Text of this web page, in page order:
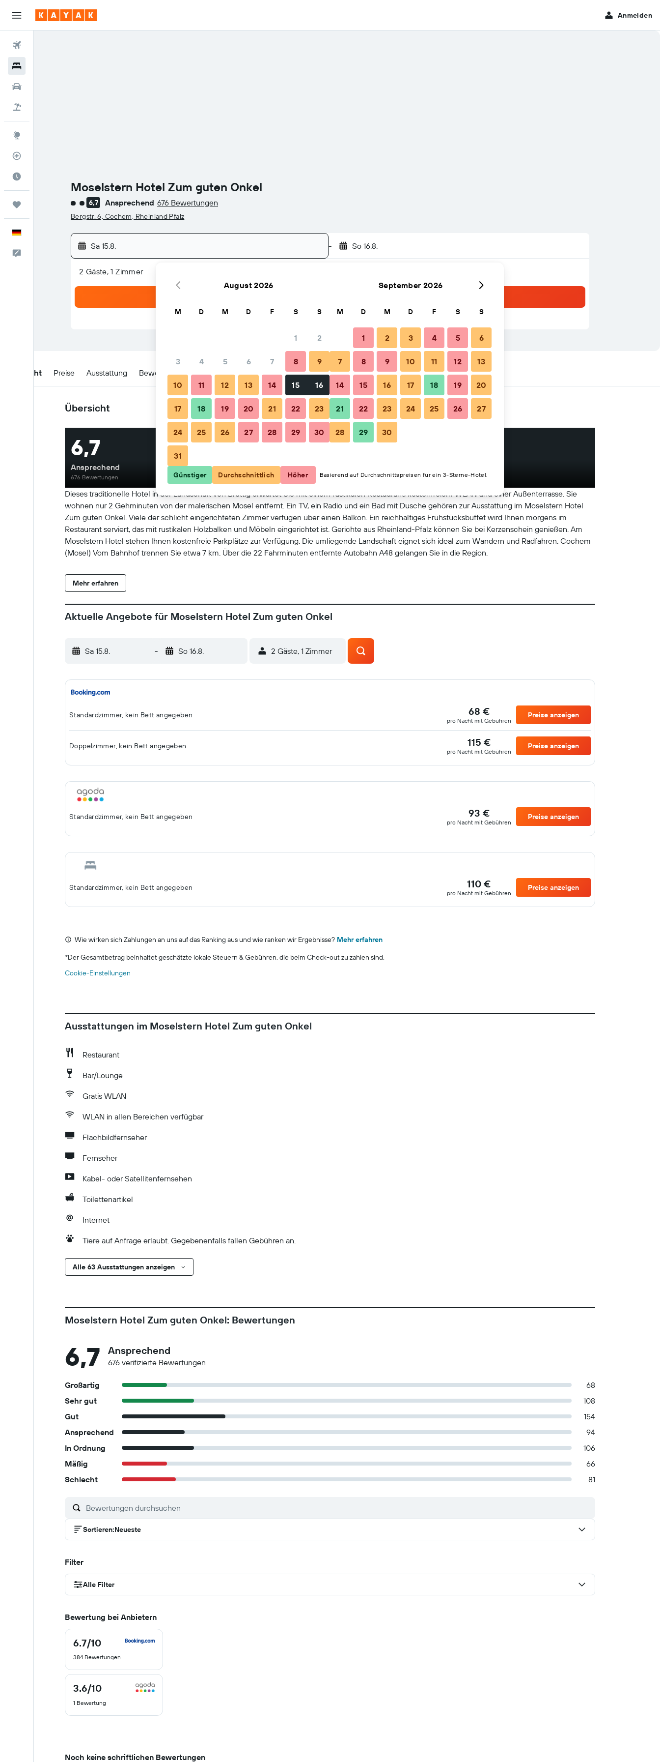
Anmelden
Moselstern Hotel Zum guten Onkel
Bewertungskategorie 2
6,7 Ansprechend 676 Bewertungen
Bergstr. 6, Cochem, Rheinland Pfalz
Sa 15.8. - So 16.8.
2 Gäste, 1 Zimmer
Übersicht Preise Ausstattung Bewertungen Lage Buchungszeitpunkt Tipps & häufige Fragen Unterkünfte in der Nähe
Übersicht
Dieses traditionelle Hotel in der Landschaft von Bruttig erwartet Sie mit einem rustikalen Restaurant, kostenfreiem WLAN und einer Außenterrasse. Sie
wohnen nur 2 Gehminuten von der malerischen Mosel entfernt. Ein TV, ein Radio und ein Bad mit Dusche gehören zur Ausstattung im Moselstern Hotel
Zum guten Onkel. Viele der schlicht eingerichteten Zimmer verfügen über einen Balkon. Ein reichhaltiges Frühstücksbuffet wird Ihnen morgens im
Restaurant serviert, das mit rustikalen Holzbalken und Möbeln eingerichtet ist. Gerichte aus Rheinland-Pfalz können Sie bei Kerzenschein genießen. Am
Moselstern Hotel stehen Ihnen kostenfreie Parkplätze zur Verfügung. Die umliegende Landschaft eignet sich ideal zum Wandern und Radfahren. Cochem
(Mosel) Vom Bahnhof trennen Sie etwa 7 km. Über die 22 Fahrminuten entfernte Autobahn A48 gelangen Sie in die Region.
Mehr erfahren
6,7
Ansprechend
676 Bewertungen
Kartenansicht
Aktuelle Angebote für Moselstern Hotel Zum guten Onkel
Sa 15.8. - So 16.8. 2 Gäste, 1 Zimmer
Standardzimmer, kein Bett angegeben 68 €
pro Nacht mit Gebühren
Preise anzeigen
Doppelzimmer, kein Bett angegeben 115 €
pro Nacht mit Gebühren
Preise anzeigen
Standardzimmer, kein Bett angegeben 93 €
pro Nacht mit Gebühren
Preise anzeigen
Standardzimmer, kein Bett angegeben 110 €
pro Nacht mit Gebühren
Preise anzeigen
Wie wirken sich Zahlungen an uns auf das Ranking aus und wie ranken wir Ergebnisse? Mehr erfahren
*Der Gesamtbetrag beinhaltet geschätzte lokale Steuern & Gebühren, die beim Check-out zu zahlen sind.
Cookie-Einstellungen
Ausstattungen im Moselstern Hotel Zum guten Onkel
Restaurant
Bar/Lounge
Gratis WLAN
WLAN in allen Bereichen verfügbar
Flachbildfernseher
Fernseher
Kabel- oder Satellitenfernsehen
Toilettenartikel
Internet
Tiere auf Anfrage erlaubt. Gegebenenfalls fallen Gebühren an.
Alle 63 Ausstattungen anzeigen
Moselstern Hotel Zum guten Onkel: Bewertungen
6,7 Ansprechend
676 verifizierte Bewertungen
Großartig
68
Sehr gut
108
Gut
154
Ansprechend
94
In Ordnung
106
Mäßig
66
Schlecht
81
Sortieren:Neueste
Filter
Alle Filter
Bewertung bei Anbietern
6.7/10
6.7
10
384 Bewertungen
3.6/10
3.6
10
1 Bewertung
Noch keine schriftlichen Bewertungen
August 2026
M D M D F S S
1 2
3 4 5 6 7 8 9
10 11 12 13 14 15 16
17 18 19 20 21 22 23
24 25 26 27 28 29 30
31
September 2026
M D M D F S S
1 2 3 4 5 6
7 8 9 10 11 12 13
14 15 16 17 18 19 20
21 22 23 24 25 26 27
28 29 30
Günstiger Durchschnittlich Höher Basierend auf Durchschnittspreisen für ein 3-Sterne-Hotel.